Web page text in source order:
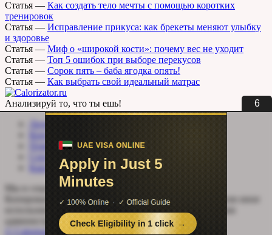
5
Статья — Как создать тело мечты с помощью коротких
тренировок
Статья — Исправление прикуса: как брекеты меняют улыбку
и здоровье
Статья — Миф о «широкой кости»: почему вес не уходит
Статья — Топ 5 ошибок при выборе перекусов
Статья — Сорок пять – баба ягодка опять!
Статья — Как выбрать свой идеальный матрас
Анализируй то, что ты ешь!
Личный кабинет
Помощь сайту
Соцсети
Карта сайта
Мы в социальных сетях:
Копирование, перепечатка (целиком или частично) или иное
использование материала без письменного разрешения
администрации сайта Calorizator.ru не допускается.
© Calorizator.ru 2008-2026